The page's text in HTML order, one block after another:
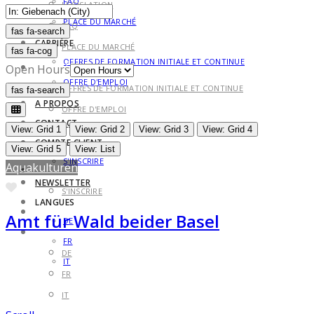
PLACE DU MARCHÉ
CARRIÈRE
OFFRES DE FORMATION INITIALE ET CONTINUE
OFFRE D'EMPLOI
A PROPOS
CONTACT
COMPTE CLIENT
S'INSCRIRE
NEWSLETTER
LANGUES
DE
FR
IT
LÉGISLATION
FAQ
PLACE DU MARCHÉ
CARRIÈRE
OFFRES DE FORMATION INITIALE ET CONTINUE
OFFRE D'EMPLOI
A PROPOS
CONTACT
COMPTE CLIENT
S'INSCRIRE
LANGUES
DE
FR
IT
fas fa-searchfas fa-search
fas fa-cog
Open Hours
fas fa-searchfas fa-search
View: Grid 1 View: Grid 2 View: Grid 3
View: Grid 4
View: Grid 5
View: List
Aquakulturen
Favorite
Amt für Wald beider Basel